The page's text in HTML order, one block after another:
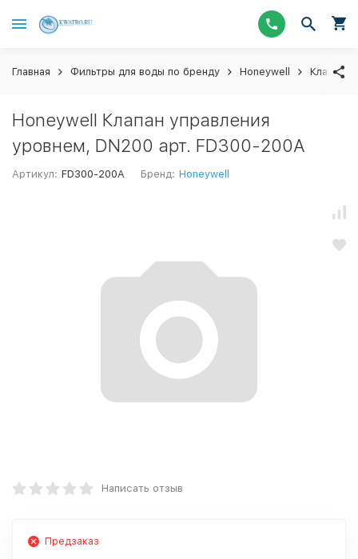
Главная Фильтры для воды по бренду Honeywell Клапаны
Honeywell Клапан управления
уровнем, DN200 арт. FD300-200A
Артикул: FD300-200A Бренд: Honeywell
Написать отзыв
Предзаказ